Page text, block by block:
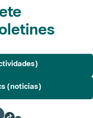
(noticias)